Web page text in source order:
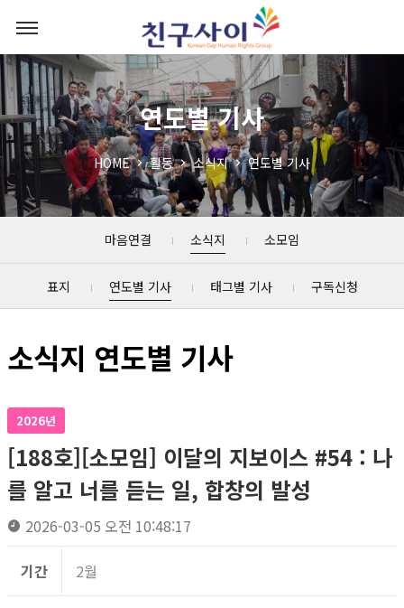
연도별 기사
HOME 활동 소식지 연도별 기사
마음연결 소식지 소모임
표지 연도별 기사 태그별 기사 구독신청
소식지 연도별 기사
2026년
[188호][소모임] 이달의 지보이스 #54 : 나
를 알고 너를 듣는 일, 합창의 발성
2026-03-05 오전 10:48:17
기간 2월